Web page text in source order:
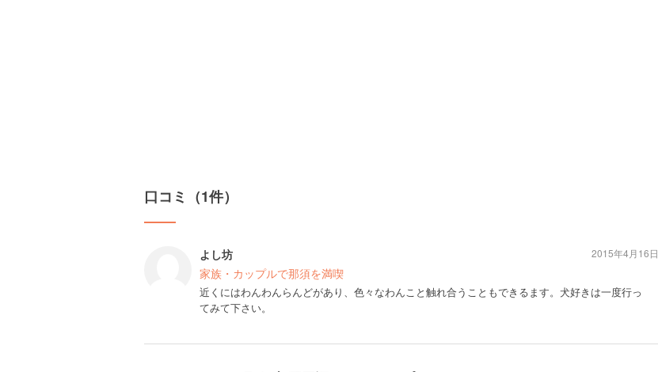
口コミ（1件）
よし坊
家族・カップルで那須を満喫
近くにはわんわんらんどがあり、色々なわんこと触れ合うこともできるます。犬好きは一度行っ
てみて下さい。
2015年4月16日